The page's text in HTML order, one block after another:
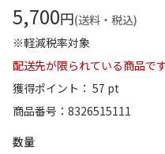
5,700円(送料・税込)
※軽減税率対象
配送先が限られている商品です
獲得ポイント： 57 pt
商品番号
8326515111
数量